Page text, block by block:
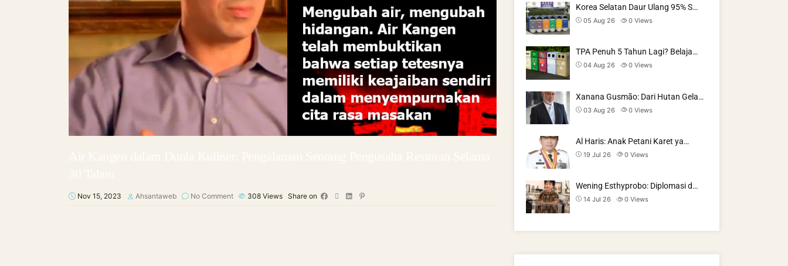
Nov 15, 2023 Ahsantaweb No Comment 308 Views Share on
Korea Selatan Daur Ulang 95% S…
05 Aug 26 0 Views
TPA Penuh 5 Tahun Lagi? Belaja…
04 Aug 26 0 Views
Xanana Gusmão: Dari Hutan Gela…
03 Aug 26 0 Views
Al Haris: Anak Petani Karet ya…
19 Jul 26 0 Views
Wening Esthyprobo: Diplomasi d…
14 Jul 26 0 Views